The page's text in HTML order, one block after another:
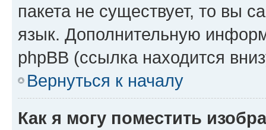
пакета не существует, то вы
язык. Дополнительную
phpBB (ссылка находится
Вернуться к началу
Как я могу поместить